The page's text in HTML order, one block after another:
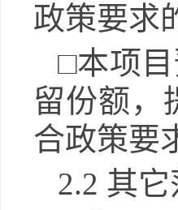
政策要求
□本项
留份额，
合政策要
2.2 其